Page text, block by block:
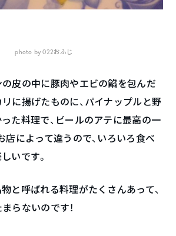
photo by 022おふじ
皮の中に豚肉やエビの餡を包んだ
に揚げたものに、パイナップルと野
た料理で、ビールのアテに最高の一
店によって違うので、いろいろ食べ
いです。
と呼ばれる料理がたくさんあって、
らないのです！